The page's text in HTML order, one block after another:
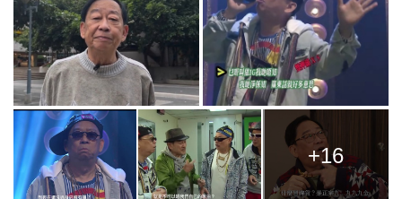
+16